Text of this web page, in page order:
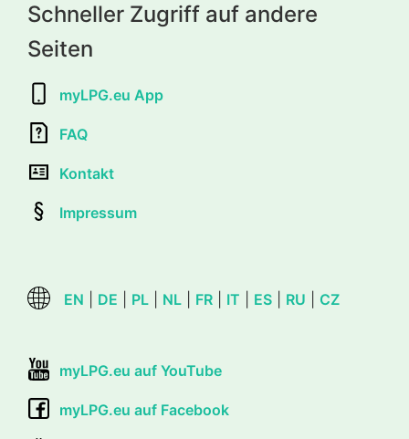
Schneller Zugriff auf andere
Seiten
myLPG.eu App
FAQ
Kontakt
Impressum
EN DE PL NL FR IT ES RU CZ
myLPG.eu auf YouTube
myLPG.eu auf Facebook